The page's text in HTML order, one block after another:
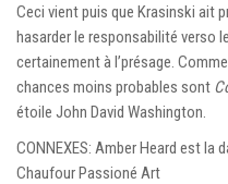
Ceci vient puis que Krasinski ait
hasarder le responsabilité verso
certainement à l’présage.
chances moins probables sont
étoile John David Washington.
CONNEXES: Amber Heard est la
Chaufour Passioné Art